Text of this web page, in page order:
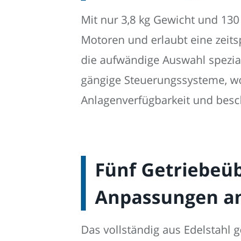
Mit nur 3,8 kg Gewicht und
Motoren und erlaubt eine
die aufwändige Auswahl
gängige Steuerungssysteme,
Anlagenverfügbarkeit und
Fünf
Anpassungen
Das vollständig aus Edelstahl